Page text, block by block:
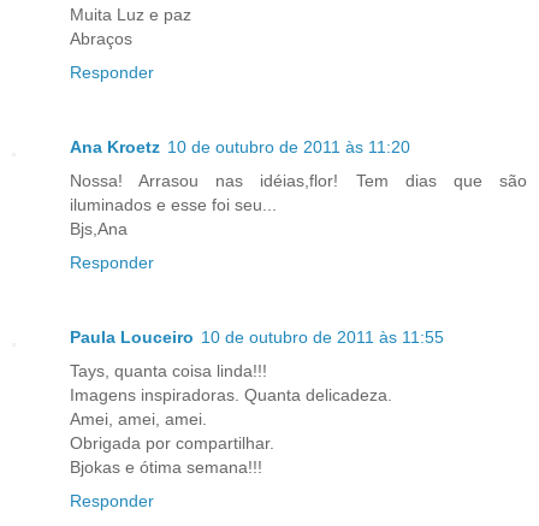
Muita Luz e paz
Abraços
Responder
Ana Kroetz 10 de outubro de 2011 às 11:20
Nossa! Arrasou nas idéias,flor! Tem dias que são
iluminados e esse foi seu...
Bjs,Ana
Responder
Paula Louceiro 10 de outubro de 2011 às 11:55
Tays, quanta coisa linda!!!
Imagens inspiradoras. Quanta delicadeza.
Amei, amei, amei.
Obrigada por compartilhar.
Bjokas e ótima semana!!!
Responder